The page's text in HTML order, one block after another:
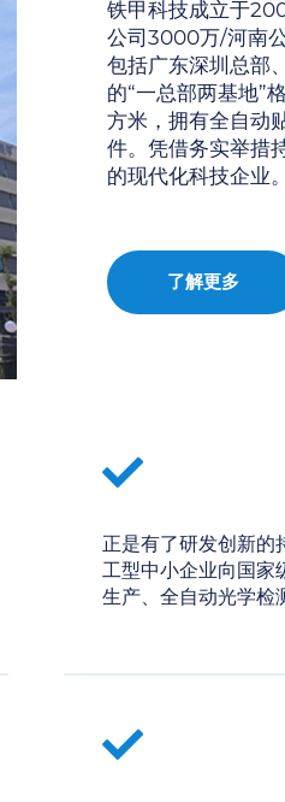
铁甲科技成立于
公司3000万/河南
包括广东深圳总部
的“一总部两基地”
方米，拥有全自动
件。凭借务实举措
的现代化科技企业。
了解更多
正是有了研发创新
工型中小企业向国家
生产、全自动光学检